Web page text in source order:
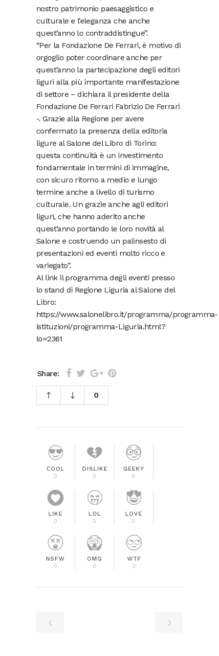
nostro patrimonio paesaggistico e
culturale e l’eleganza che anche
quest’anno lo contraddistingue”.
“Per la Fondazione De Ferrari, è motivo di
orgoglio poter coordinare anche per
quest’anno la partecipazione degli editori
liguri alla più importante manifestazione
di settore – dichiara il presidente della
Fondazione De Ferrari Fabrizio De Ferrari
-. Grazie alla Regione per avere
confermato la presenza della editoria
ligure al Salone del Libro di Torino:
questa continuità è un investimento
fondamentale in termini di immagine,
con sicuro ritorno a medio e lungo
termine anche a livello di turismo
culturale. Un grazie anche agli editori
liguri, che hanno aderito anche
quest’anno portando le loro novità al
Salone e costruendo un palinsesto di
presentazioni ed eventi molto ricco e
variegato”.
Al link il programma degli eventi presso
lo stand di Regione Liguria al Salone del
Libro:
https://www.salonelibro.it/programma/programma-
istituzioni/programma-Liguria.html?
lo=2361
Share:
0
COOL
0
DISLIKE
0
GEEKY
0
LIKE
0
LOL
0
LOVE
0
NSFW
0
OMG
0
WTF
0